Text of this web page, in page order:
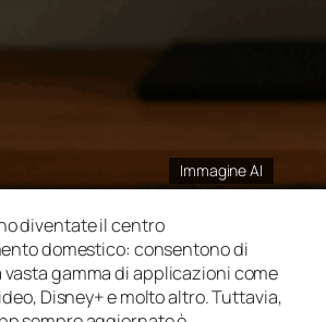
Immagine AI
diventate il centro
domestico: consentono di
gamma di applicazioni come
Disney+ e molto altro. Tuttavia,